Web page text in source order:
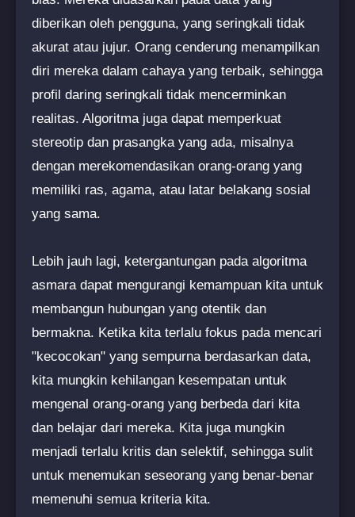
diberikan oleh pengguna, yang seringkali tidak
akurat atau jujur. Orang cenderung menampilkan
diri mereka dalam cahaya yang terbaik, sehingga
profil daring seringkali tidak mencerminkan
realitas. Algoritma juga dapat memperkuat
stereotip dan prasangka yang ada, misalnya
dengan merekomendasikan orang-orang yang
memiliki ras, agama, atau latar belakang sosial
yang sama.
Lebih jauh lagi, ketergantungan pada algoritma
asmara dapat mengurangi kemampuan kita untuk
membangun hubungan yang otentik dan
bermakna. Ketika kita terlalu fokus pada mencari
"kecocokan" yang sempurna berdasarkan data,
kita mungkin kehilangan kesempatan untuk
mengenal orang-orang yang berbeda dari kita
dan belajar dari mereka. Kita juga mungkin
menjadi terlalu kritis dan selektif, sehingga sulit
untuk menemukan seseorang yang benar-benar
memenuhi semua kriteria kita.